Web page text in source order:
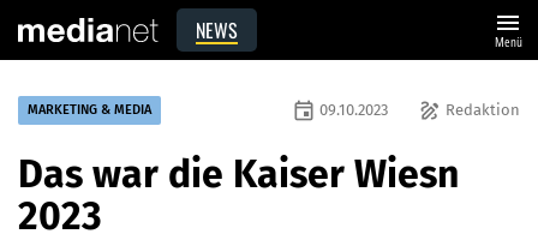
NEWS menu
Menü
MARKETING & MEDIA draw Redaktion
event 09.10.2023
Das war die Kaiser Wiesn
2023